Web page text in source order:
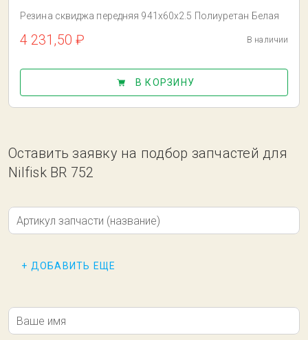
Резина сквиджа передняя 941x60x2.5 Полиуретан Белая
4 231,50 ₽ В наличии
В КОРЗИНУ
Оставить заявку на подбор запчастей для
Nilfisk BR 752
Артикул запчасти (название)
+ ДОБАВИТЬ ЕЩЕ
Ваше имя